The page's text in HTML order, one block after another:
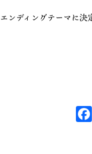
ンディングテーマに決